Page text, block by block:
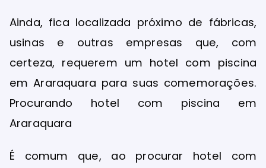
Ainda, fica localizada próximo de fábricas,
usinas e outras empresas que, com
certeza, requerem um hotel com piscina
em Araraquara para suas comemorações.
Procurando hotel com piscina em
Araraquara
É comum que, ao procurar hotel com